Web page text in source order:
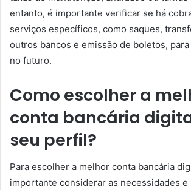
entanto, é importante verificar se há
serviços específicos, como saques,
outros bancos e emissão de boletos,
no futuro.
Como escolher a
conta bancária
seu perfil?
Para escolher a melhor conta bancária
importante considerar as necessidades